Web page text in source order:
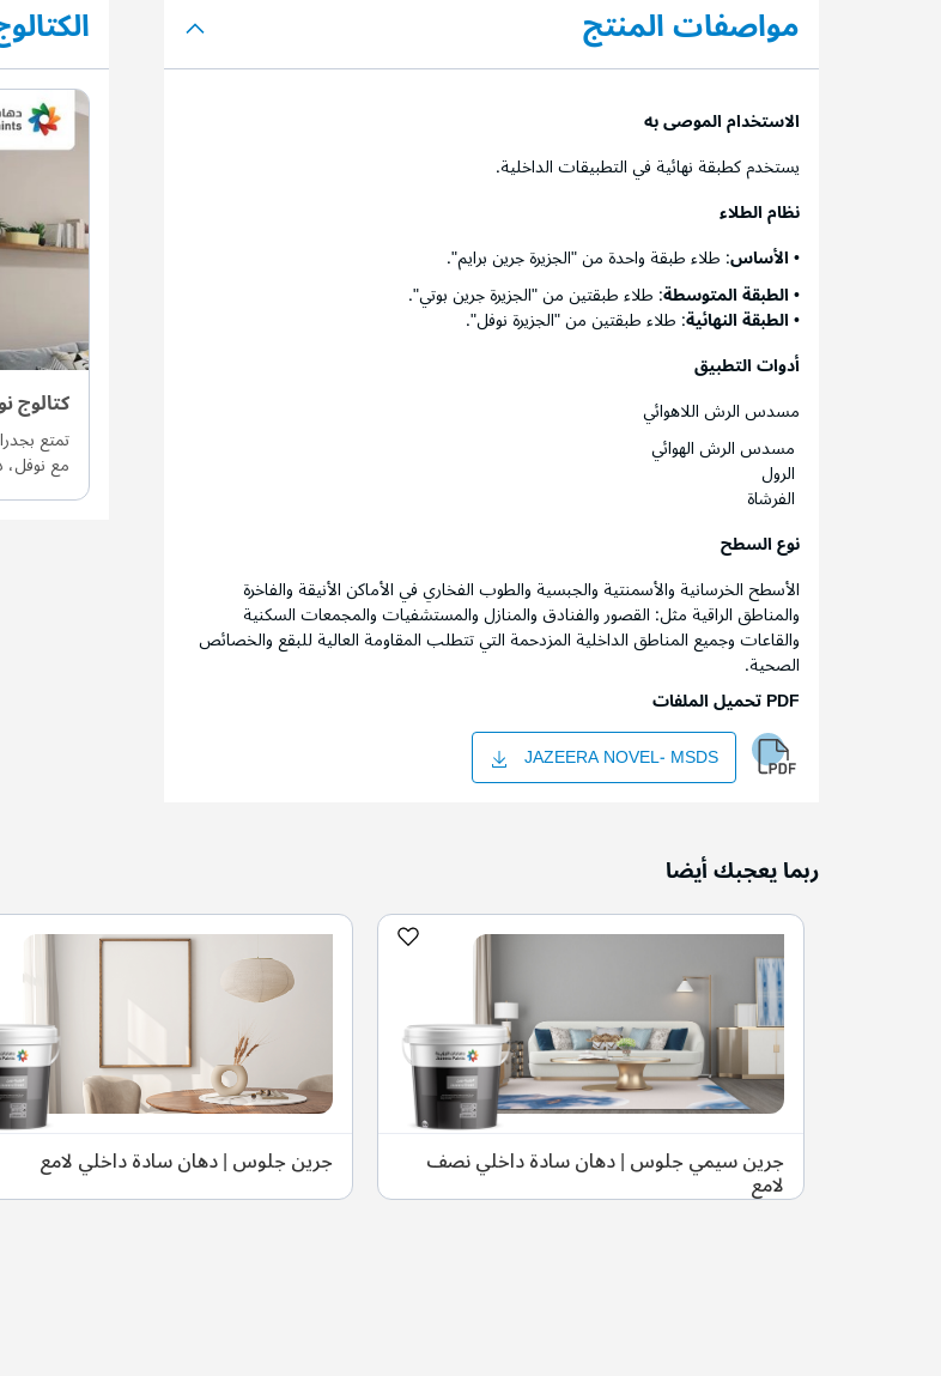
مواصفات المنتج
الاستخدام الموصى به
يستخدم كطبقة نهائية في التطبيقات الداخلية.
نظام الطلاء
•الأساس: طلاء طبقة واحدة من "الجزيرة جرين برايم".
•الطبقة المتوسطة: طلاء طبقتين من "الجزيرة جرين بوتي".
•الطبقة النهائية: طلاء طبقتين من "الجزيرة نوفل".
أدوات التطبيق
مسدس الرش اللاهوائي
مسدس الرش الهوائي
الرول
الفرشاة
نوع السطح
الأسطح الخرسانية والأسمنتية والجبسية والطوب الفخاري في الأماكن الأنيقة والفاخرة
والمناطق الراقية مثل: القصور والفنادق والمنازل والمستشفيات والمجمعات السكنية
والقاعات وجميع المناطق الداخلية المزدحمة التي تتطلب المقاومة العالية للبقع والخصائص
الصحية.
PDF تحميل الملفات
JAZEERA NOVEL- MSDS
كتالوج
تمتع
مع
حريري
ربما يعجبك أيضا
جرين سيمي جلوس | دهان سادة داخلي نصف
لامع
جرين جلوس | دهان سادة داخلي لامع